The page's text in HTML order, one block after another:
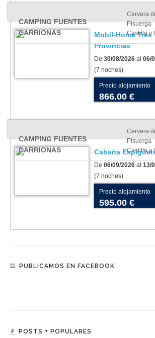
CAMPING FUENTES
CARRIONAS
Cervera
Pisuerga
Castilla y
Mobil-Home Tres
Provincias
De 30/08/2026 al 06/
(7 noches)
Precio alojamiento
866.00 €
CAMPING FUENTES
CARRIONAS
Cervera
Pisuerga
Castilla y
Cabaña
De 06/09/2026 al 13/
(7 noches)
Precio alojamiento
595.00 €
PUBLICAMOS EN FACEBOOK
POSTS + POPULARES